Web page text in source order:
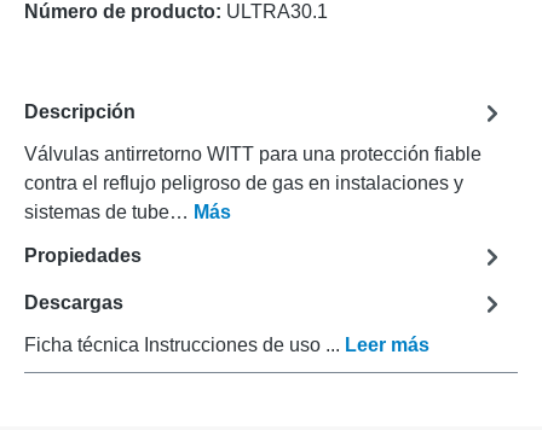
Número de producto: ULTRA30.1
Descripción
Válvulas antirretorno WITT para una protección fiable
contra el reflujo peligroso de gas en instalaciones y
sistemas de tube… Más
Propiedades
Descargas
Ficha técnica Instrucciones de uso ... Leer más